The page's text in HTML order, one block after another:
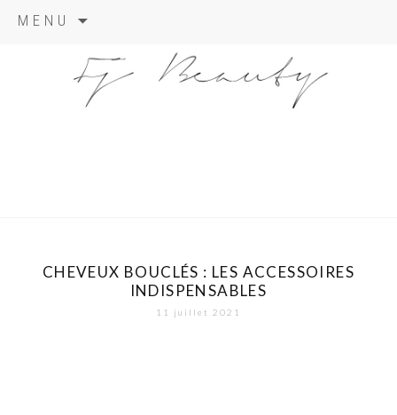
MENU
content
CHEVEUX BOUCLÉS : LES ACCESSOIRES
INDISPENSABLES
11 juillet 2021